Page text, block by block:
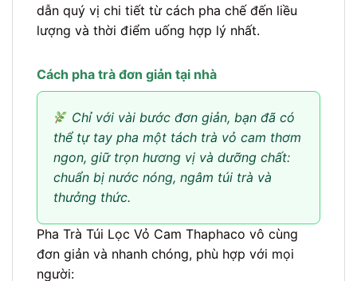
dẫn quý vị chi tiết từ cách pha chế đến liều
lượng và thời điểm uống hợp lý nhất.
Cách pha trà đơn giản tại nhà
Chỉ với vài bước đơn giản, bạn đã có
thể tự tay pha một tách trà vỏ cam thơm
ngon, giữ trọn hương vị và dưỡng chất:
chuẩn bị nước nóng, ngâm túi trà và
thưởng thức.
Pha Trà Túi Lọc Vỏ Cam Thaphaco vô cùng
đơn giản và nhanh chóng, phù hợp với mọi
người: